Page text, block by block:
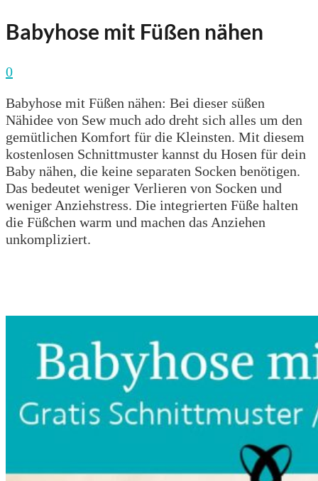
Babyhose mit Füßen nähen
0
Babyhose mit Füßen nähen: Bei dieser süßen
Nähidee von Sew much ado dreht sich alles um den
gemütlichen Komfort für die Kleinsten. Mit diesem
kostenlosen Schnittmuster kannst du Hosen für dein
Baby nähen, die keine separaten Socken benötigen.
Das bedeutet weniger Verlieren von Socken und
weniger Anziehstress. Die integrierten Füße halten
die Füßchen warm und machen das Anziehen
unkompliziert.